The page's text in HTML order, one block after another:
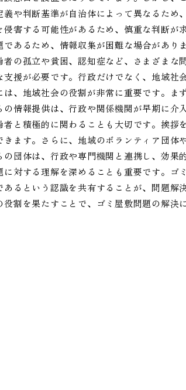
義や判断基準が自治体によって異なるた
侵害する可能性があるため、慎重な判断
であるため、情報収集が困難な場合があ
者の孤立や貧困、認知症など、さまざま
援が必要です。行政だけでなく、地域社
は、地域社会の役割が非常に重要です。
の情報提供は、行政や関係機関が早期に
者と積極的に関わることも大切です。挨
きます。さらに、地域のボランティア団
の団体は、行政や専門機関と連携し、効
に対する理解を深めることも重要です。
あるという認識を共有することが、問題
割を果たすことで、ゴミ屋敷問題の解決